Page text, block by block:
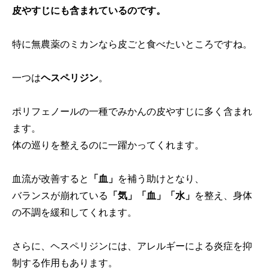
皮やすじにも含まれているのです。
特に無農薬のミカンなら皮ごと食べたいところですね。
一つはヘスペリジン。
ポリフェノールの一種でみかんの皮やすじに多く含まれ
ます。
体の巡りを整えるのに一躍かってくれます。
血流が改善すると 「血」 を補う助けとなり、
バランスが崩れている 「気」「血」「水」 を整え、身体
の不調を緩和してくれます。
さらに、ヘスペリジンには、アレルギーによる炎症を抑
制する作用もあります。